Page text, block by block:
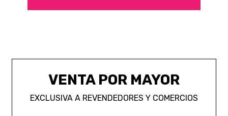
VENTA POR MAYOR
EXCLUSIVA A REVENDEDORES Y COMERCIOS